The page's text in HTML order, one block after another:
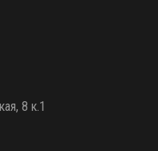
категории B. Для
материала и цвета
менеджерам.
8 к.1